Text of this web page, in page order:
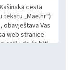
cesta
tekstu „Mae.hr“)
obavještava Vas
web stranice
i da će biti
se da
i daljnju